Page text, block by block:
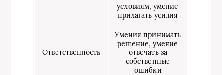
условиям, умение
прилагать усилия
Ответственность
Умения принимать
решение, умение
отвечать за
собственные
ошибки